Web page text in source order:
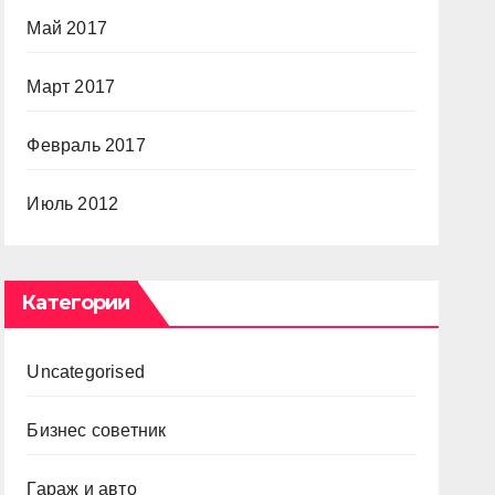
Май 2017
Март 2017
Февраль 2017
Июль 2012
Категории
Uncategorised
Бизнес советник
Гараж и авто